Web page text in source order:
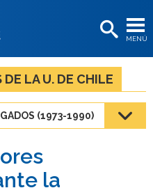
MENÚ
os
os
DE LA U. DE CHILE
(1973-1990)
la